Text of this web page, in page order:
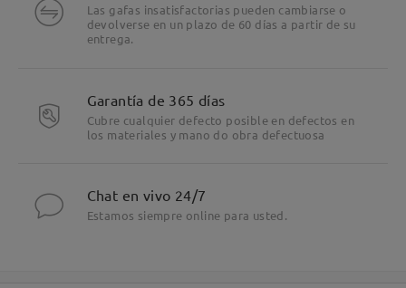
Las gafas insatisfactorias pueden cambiarse o
devolverse en un plazo de 60 días a partir de su
entrega.
Garantía de 365 días
Cubre cualquier defecto posible en defectos en
los materiales y mano do obra defectuosa
Chat en vivo 24/7
Estamos siempre online para usted.